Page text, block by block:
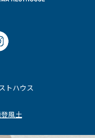
トハウス
風土